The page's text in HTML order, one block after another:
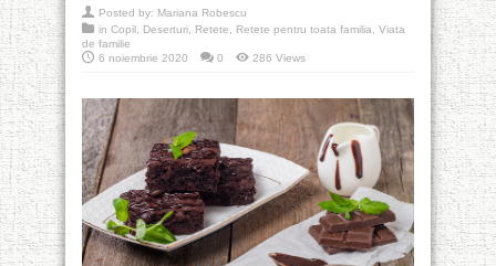
Posted by: Mariana Robescu
in Copil Deserturi Retete Retete pentru toata familia
Viata
de familie
6 noiembrie 2020
0 286 Views